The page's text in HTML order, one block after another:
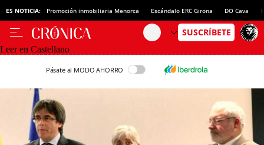
ES NOTICIA: Promoción inmobiliaria Menorca Escándalo ERC Girona DO Cava
Leer en Castellano
Pásate al MODO AHORRO